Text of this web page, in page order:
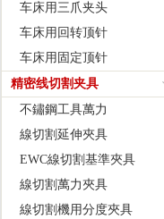
车床用三爪夹头
车床用回转顶针
车床用固定顶针
精密线切割夹具
不鏽鋼工具萬力
線切割延伸夾具
EWC線切割基準夾具
線切割萬力夾具
線切割機用分度夾具